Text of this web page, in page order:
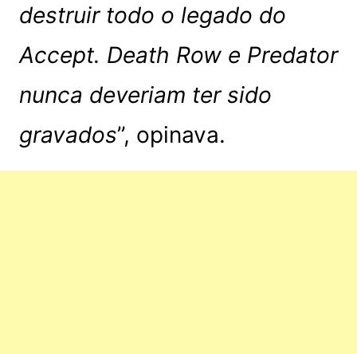
destruir todo o legado do
Accept. Death Row e Predator
nunca deveriam ter sido
gravados”, opinava.